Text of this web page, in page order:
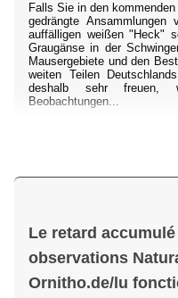
Falls Sie in den
gedrängte
auffälligen weißen "Heck"
Graugänse in der
Mausergebiete und den
weiten Teilen
deshalb sehr freuen,
Beobachtungen...
Le retard
observations
Ornitho.de/lu